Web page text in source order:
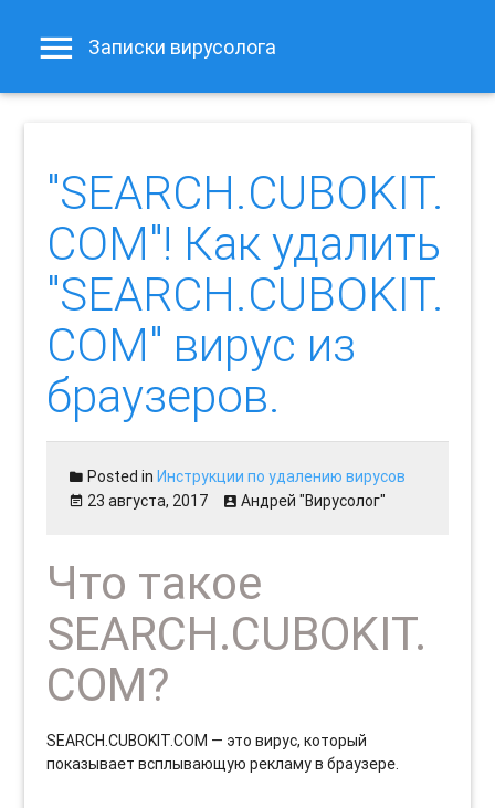
Записки вирусолога
"SEARCH.CUBOKIT.
COM"! Как удалить
"SEARCH.CUBOKIT.
COM" вирус из
браузеров.
Posted inИнструкции по удалению вирусов
23 августа, 2017
Андрей "Вирусолог"
Что такое
SEARCH.CUBOKIT.
COM?
SEARCH.CUBOKIT.COM — это вирус, который
показывает всплывающую рекламу в браузере.